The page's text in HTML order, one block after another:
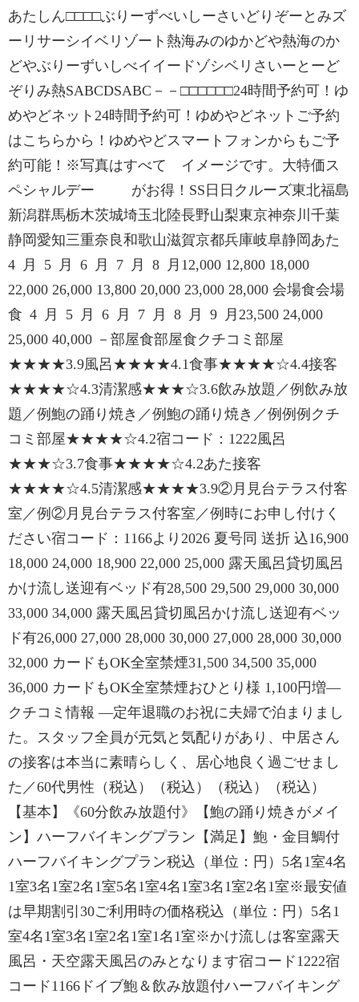
あたしん□□□□ぶりーずべいしーさいどりぞーとみズ
ーリサーシイベリゾート熱海みのゆかどや熱海のか
どやぶりーずいしべイイードゾシベリさいーとーど
ぞりみ熱SABCDSABC－－□□□□□□24時間予約可！ゆ
めやどネット24時間予約可！ゆめやどネットご予約
はこちらから！ゆめやどスマートフォンからもご予
約可能！※写真はすべて イメージです。大特価ス
ペシャルデー がお得！SS日日クルーズ東北福島
新潟群馬栃木茨城埼玉北陸長野山梨東京神奈川千葉
静岡愛知三重奈良和歌山滋賀京都兵庫岐阜静岡あた
4 月 5 月 6 月 7 月 8 月12,000 12,800 18,000
22,000 26,000 13,800 20,000 23,000 28,000 会場食会場
食 4 月 5 月 6 月 7 月 8 月 9 月23,500 24,000
25,000 40,000 －部屋食部屋食クチコミ部屋
★★★★3.9風呂★★★★4.1食事★★★★☆4.4接客
★★★★☆4.3清潔感★★★☆3.6飲み放題／例飲み放
題／例鮑の踊り焼き／例鮑の踊り焼き／例例例クチ
コミ部屋★★★★☆4.2宿コード：1222風呂
★★★☆3.7食事★★★★☆4.2あた接客
★★★★☆4.5清潔感★★★★3.9②月見台テラス付客
室／例②月見台テラス付客室／例時にお申し付けく
ださい宿コード：1166より2026 夏号同 送折 込16,900
18,000 24,000 18,900 22,000 25,000 露天風呂貸切風呂
かけ流し送迎有ベッド有28,500 29,500 29,000 30,000
33,000 34,000 露天風呂貸切風呂かけ流し送迎有ベッ
ド有26,000 27,000 28,000 30,000 27,000 28,000 30,000
32,000 カードもOK全室禁煙31,500 34,500 35,000
36,000 カードもOK全室禁煙おひとり様 1,100円増―
クチコミ情報 ―定年退職のお祝に夫婦で泊まりまし
た。スタッフ全員が元気と気配りがあり、中居さん
の接客は本当に素晴らしく、居心地良く過ごせまし
た／60代男性（税込）（税込）（税込）（税込）
【基本】《60分飲み放題付》【鮑の踊り焼きがメイ
ン】ハーフバイキングプラン【満足】鮑・金目鯛付
ハーフバイキングプラン税込（単位：円）5名1室4名
1室3名1室2名1室5名1室4名1室3名1室2名1室※最安値
は早期割引30ご利用時の価格税込（単位：円）5名1
室4名1室3名1室2名1室1名1室※かけ流しは客室露天
風呂・天空露天風呂のみとなります宿コード1222宿
コード1166ドイブ鮑＆飲み放題付ハーフバイキング